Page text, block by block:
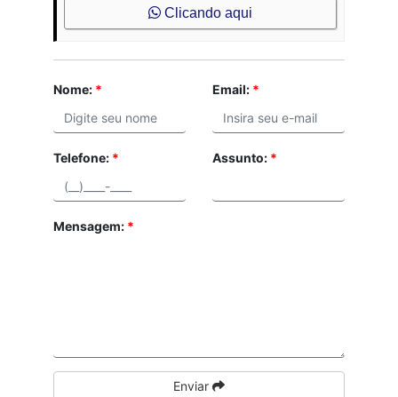
Clicando aqui
Nome: * Email: *
Telefone: * Assunto: *
Mensagem: *
Enviar